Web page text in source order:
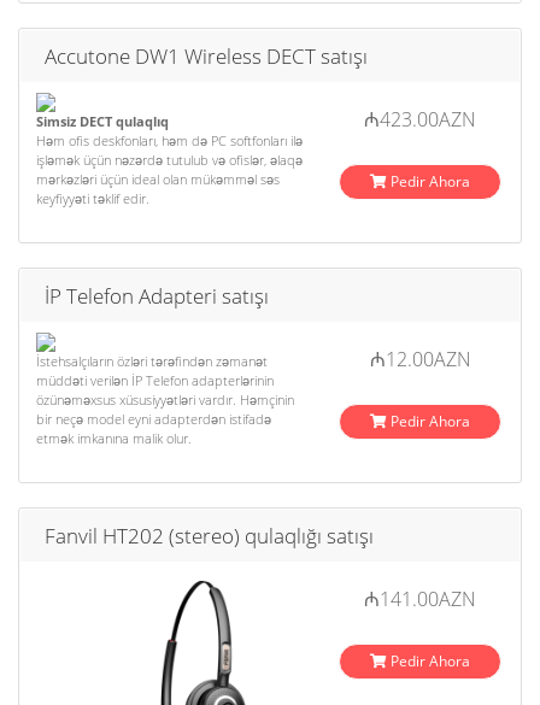
Accutone DW1 Wireless DECT satışı
Simsiz DECT qulaqlıq
Həm ofis deskfonları, həm də PC softfonları ilə
işləmək üçün nəzərdə tutulub və ofislər, əlaqə
mərkəzləri üçün ideal olan mükəmməl səs
keyfiyyəti təklif edir.
₼423.00AZN
Pedir Ahora
İP Telefon Adapteri satışı
İstehsalçıların özləri tərəfindən zəmanət
müddəti verilən İP Telefon adapterlərinin
özünəməxsus xüsusiyyətləri vardır. Həmçinin
bir neçə model eyni adapterdən istifadə
etmək imkanına malik olur.
₼12.00AZN
Pedir Ahora
Fanvil HT202 (stereo) qulaqlığı satışı
₼141.00AZN
Pedir Ahora